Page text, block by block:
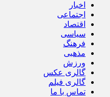
اخبار
اجتماعی
اقتصاد
سیاسی
فرهنگ
مذهبی
ورزش
گالری عکس
گالری فیلم
تماس با ما